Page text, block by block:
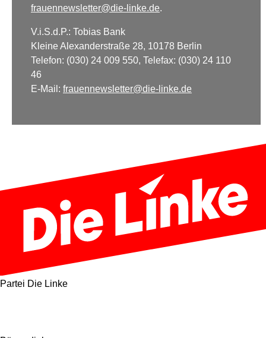
frauennewsletter@die-linke.de.
V.i.S.d.P.: Tobias Bank
Kleine Alexanderstraße 28, 10178 Berlin
Telefon: (030) 24 009 550, Telefax: (030) 24 110
46
E-Mail: frauennewsletter@die-linke.de
Partei Die Linke